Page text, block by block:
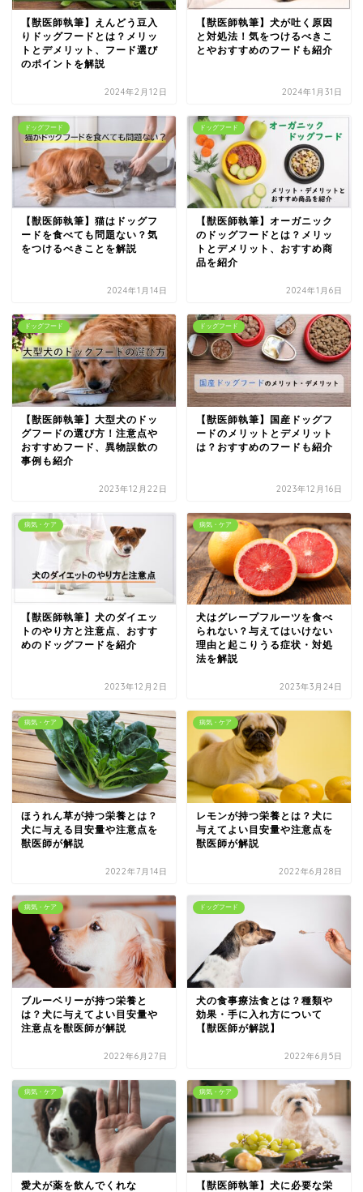
【獣医師執筆】えんどう豆入
りドッグフードとは？メリッ
トとデメリット、フード選び
のポイントを解説
2024年2月12日
【獣医師執筆】犬が吐く原因
と対処法！気をつけるべきこ
とやおすすめのフードも紹介
2024年1月31日
ドッグフード
【獣医師執筆】猫はドッグフ
ードを食べても問題ない？気
をつけるべきことを解説
2024年1月14日
ドッグフード
【獣医師執筆】オーガニック
のドッグフードとは？メリッ
トとデメリット、おすすめ商
品を紹介
2024年1月6日
ドッグフード
【獣医師執筆】大型犬のドッ
グフードの選び方！注意点や
おすすめフード、異物誤飲の
事例も紹介
2023年12月22日
ドッグフード
【獣医師執筆】国産ドッグフ
ードのメリットとデメリット
は？おすすめのフードも紹介
2023年12月16日
病気・ケア
【獣医師執筆】犬のダイエッ
トのやり方と注意点、おすす
めのドッグフードを紹介
2023年12月2日
病気・ケア
犬はグレープフルーツを食べ
られない？与えてはいけない
理由と起こりうる症状・対処
法を解説
2023年3月24日
病気・ケア
ほうれん草が持つ栄養とは？
犬に与える目安量や注意点を
獣医師が解説
2022年7月14日
病気・ケア
レモンが持つ栄養とは？犬に
与えてよい目安量や注意点を
獣医師が解説
2022年6月28日
病気・ケア
ブルーベリーが持つ栄養と
は？犬に与えてよい目安量や
注意点を獣医師が解説
2022年6月27日
ドッグフード
犬の食事療法食とは？種類や
効果・手に入れ方について
【獣医師が解説】
2022年6月5日
病気・ケア
愛犬が薬を飲んでくれな
病気・ケア
【獣医師執筆】犬に必要な栄